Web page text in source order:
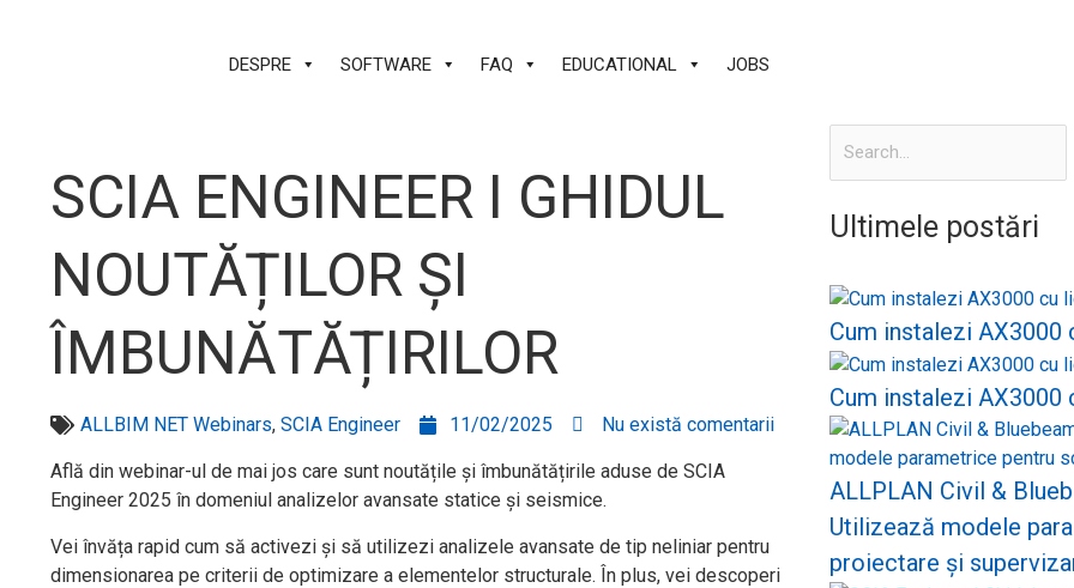
DESPRE SOFTWARE FAQ EDUCATIONAL JOBS
SCIA ENGINEER I GHIDUL
NOUTĂȚILOR ȘI
ÎMBUNĂTĂȚIRILOR
ALLBIM NET Webinars, SCIA Engineer 11/02/2025 Nu există comentarii
Află din webinar-ul de mai jos care sunt noutățile și îmbunătățirile aduse de SCIA
Engineer 2025 în domeniul analizelor avansate statice și seismice.
Vei învăța rapid cum să activezi și să utilizezi analizele avansate de tip neliniar pentru
dimensionarea pe criterii de optimizare a elementelor structurale. În plus, vei descoperi
Ultimele postări
Cum instalezi AX3000
Cum instalezi
ALLPLAN Civil &
Utilizează modele
proiectare și